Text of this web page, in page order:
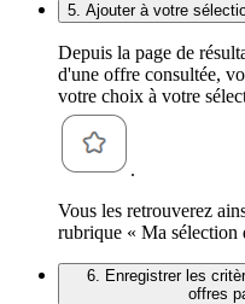
5. Ajouter à votre
Depuis la page de
d'une offre consultée,
votre choix à votre
.
Vous les retrouverez
rubrique « Ma sélection
6. Enregistrer les
offres